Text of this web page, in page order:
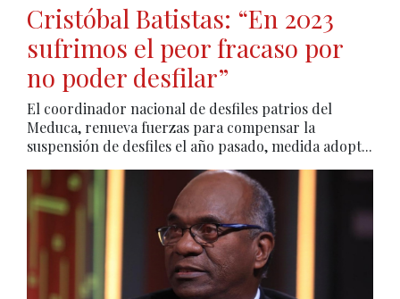
Cristóbal Batistas: “En 2023
sufrimos el peor fracaso por
no poder desfilar”
El coordinador nacional de desfiles patrios del
Meduca, renueva fuerzas para compensar la
suspensión de desfiles el año pasado, medida adopt...